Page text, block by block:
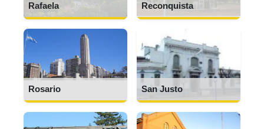
Rafaela Reconquista
Rosario San Justo